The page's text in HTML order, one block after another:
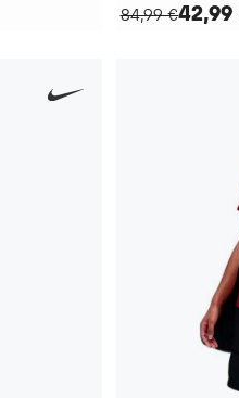
84,99 €42,99